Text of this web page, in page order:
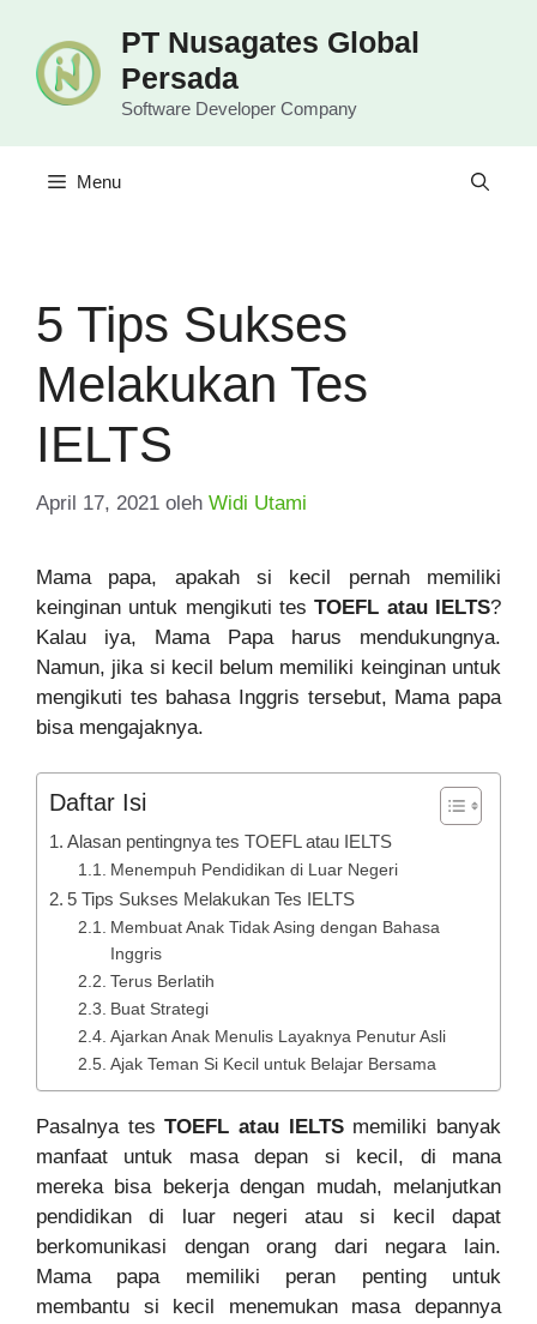
PT Nusagates Global
Persada
Software Developer Company
Menu
5 Tips Sukses
Melakukan Tes
IELTS
April 17, 2021 oleh Widi Utami
Mama papa, apakah si kecil pernah memiliki
keinginan untuk mengikuti tesTOEFL atau IELTS?
Kalau iya, Mama Papa harus mendukungnya.
Namun, jika si kecil belum memiliki keinginan untuk
mengikuti tes bahasa Inggris tersebut, Mama papa
bisa mengajaknya.
Daftar Isi
Alasan pentingnya tes TOEFL atau IELTS
Menempuh Pendidikan di Luar Negeri
5 Tips Sukses Melakukan Tes IELTS
Membuat Anak Tidak Asing dengan Bahasa
Inggris
Terus Berlatih
Buat Strategi
Ajarkan Anak Menulis Layaknya Penutur Asli
Ajak Teman Si Kecil untuk Belajar Bersama
Pasalnya tesTOEFL atau IELTSmemiliki banyak
manfaat untuk masa depan si kecil, di mana
mereka bisa bekerja dengan mudah, melanjutkan
pendidikan di luar negeri atau si kecil dapat
berkomunikasi dengan orang dari negara lain.
Mama papa memiliki peran penting untuk
membantu si kecil menemukan masa depannya